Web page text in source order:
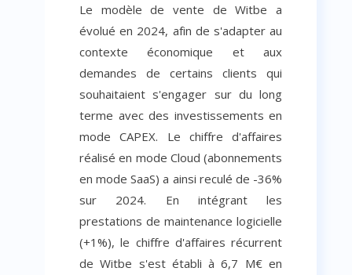
Le modèle de vente de Witbe a
évolué en 2024, afin de s'adapter au
contexte économique et aux
demandes de certains clients qui
souhaitaient s'engager sur du long
terme avec des investissements en
mode CAPEX. Le chiffre d'affaires
réalisé en mode Cloud (abonnements
en mode SaaS) a ainsi reculé de -36%
sur 2024. En intégrant les
prestations de maintenance logicielle
(+1%), le chiffre d'affaires récurrent
de Witbe s'est établi à 6,7 M€ en